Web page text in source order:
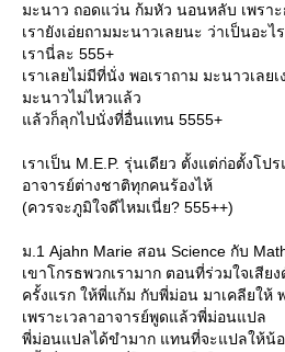
มะนาว ถอดแว่น ก้มหัว นอนหลับ เพรา
เรายังเอ่ยถามมะนาวเลยนะ ว่าเป็นอะ
เรานี่ละ 555+
เราเลยไม่มีที่นั่ง พอเราถาม มะนาวเล
มะนาวไม่ไหวแล้ว
ล้วก็ลุกไปนั่งที่อื่นแทน 5555+
เราเป็น M.E.P. รุ่นเดียว ตั้งแต่ก่อตั้งโ
อาจารย์ต่างชาติทุกคนร้องไห้
(ควรจะภูมิใจดีไหมเนี่ย? 555++)
ม.1 Ajahn Marie สอน Science กับ
เขาโกรธพวกเรามาก ตอนที่ร่วมใจเสีย
ครั้งแรก ให้พี่แก้ม กับพี่ม่อน มาเคลียให้
เพราะเวลาอาจารย์พูดแล้วพี่ม่อนแปล
พี่ม่อนแปลได้ขำมาก แทนที่จะแปลให้น้